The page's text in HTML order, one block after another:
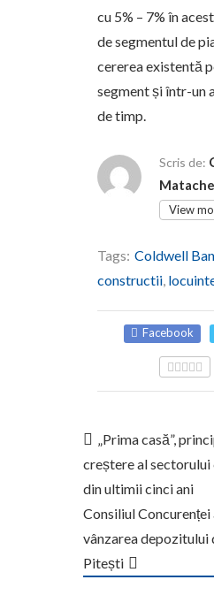
cu 5% – 7% în
de segmentul de
cererea existentă
segment și într-un
de timp.
Scris de:
Matache
View
Tags: Coldwell
constructii,
Facebook
„Prima casă”,
creștere al
din ultimii cinci ani
Consiliul
vânzarea depozitului
Pitești